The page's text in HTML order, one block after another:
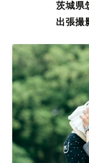
料金は全国どこでも一
リジナルの研修と厳正
ィを身につけたプロの
験をお届けします。
丁寧なレタッチで思
撮影後は、独自の編集
整。自然な雰囲気を残
に。きっと「こんな写
出会えます。まずは、ラ
茨城県
出張撮